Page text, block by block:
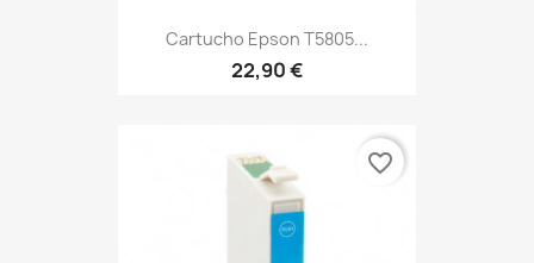
Cartucho Epson T5805...
22,90 €
favorite_border